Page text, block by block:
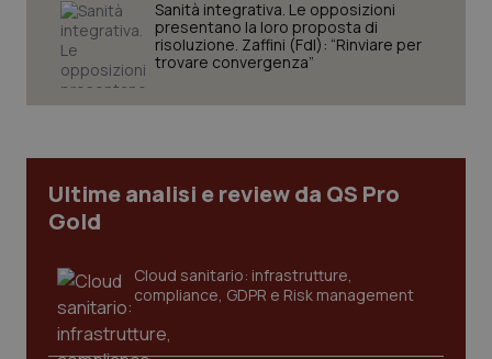
Sanità integrativa. Le opposizioni
presentano la loro proposta di
risoluzione. Zaffini (FdI): “Rinviare per
trovare convergenza”
Ultime analisi e review da QS Pro
Gold
Cloud sanitario: infrastrutture,
compliance, GDPR e Risk management
Nome
Fornitore /Dominio
VISITOR_PRIVACY_METADATA
YouTube